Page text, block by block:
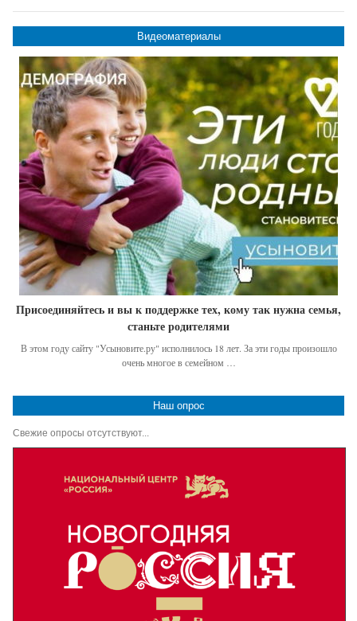
Видеоматериалы
Присоединяйтесь и вы к поддержке тех, кому так нужна семья,
станьте родителями
В этом году сайту "Усыновите.ру" исполнилось 18 лет. За эти годы произошло
очень многое в семейном …
Наш опрос
Свежие опросы отсутствуют...